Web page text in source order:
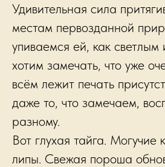
Удивительная сила
местам первозданной
упиваемся ей, как светлым
хотим замечать, что уже
всём лежит печать
даже то, что замечаем,
разному.
Вот глухая тайга. Могучие
липы. Свежая пороша